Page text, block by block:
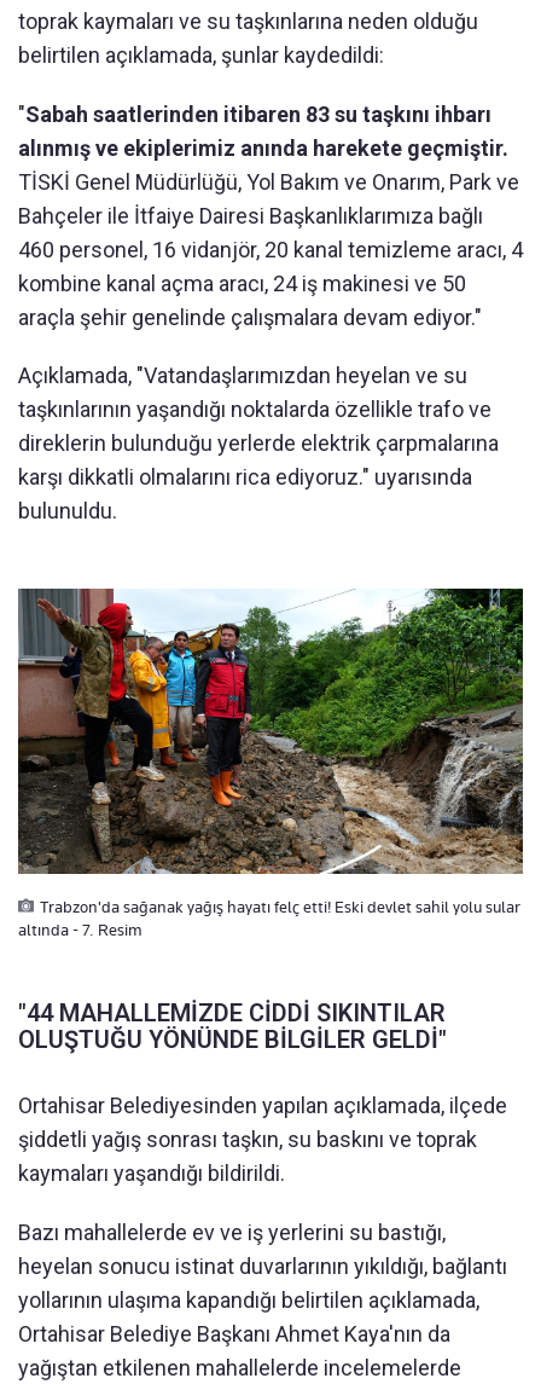
toprak kaymaları ve su taşkınlarına neden olduğu
belirtilen açıklamada, şunlar kaydedildi:
"Sabah saatlerinden itibaren 83 su taşkını ihbarı
alınmış ve ekiplerimiz anında harekete geçmiştir.
TİSKİ Genel Müdürlüğü, Yol Bakım ve Onarım, Park ve
Bahçeler ile İtfaiye Dairesi Başkanlıklarımıza bağlı
460 personel, 16 vidanjör, 20 kanal temizleme aracı, 4
kombine kanal açma aracı, 24 iş makinesi ve 50
araçla şehir genelinde çalışmalara devam ediyor."
Açıklamada, "Vatandaşlarımızdan heyelan ve su
taşkınlarının yaşandığı noktalarda özellikle trafo ve
direklerin bulunduğu yerlerde elektrik çarpmalarına
karşı dikkatli olmalarını rica ediyoruz." uyarısında
bulunuldu.
Trabzon'da sağanak yağış hayatı felç etti! Eski devlet sahil yolu sular
altında - 7. Resim
"44 MAHALLEMİZDE CİDDİ SIKINTILAR
OLUŞTUĞU YÖNÜNDE BİLGİLER GELDİ"
Ortahisar Belediyesinden yapılan açıklamada, ilçede
şiddetli yağış sonrası taşkın, su baskını ve toprak
kaymaları yaşandığı bildirildi.
Bazı mahallelerde ev ve iş yerlerini su bastığı,
heyelan sonucu istinat duvarlarının yıkıldığı, bağlantı
yollarının ulaşıma kapandığı belirtilen açıklamada,
Ortahisar Belediye Başkanı Ahmet Kaya'nın da
yağıştan etkilenen mahallelerde incelemelerde